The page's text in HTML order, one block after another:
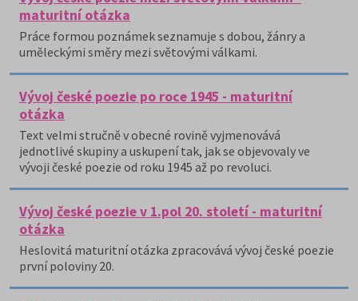
maturitní otázka
Práce formou poznámek seznamuje s dobou, žánry a
uměleckými směry mezi světovými válkami.
Vývoj české poezie po roce 1945 - maturitní
otázka
Text velmi stručně v obecné rovině vyjmenovává
jednotlivé skupiny a uskupení tak, jak se objevovaly ve
vývoji české poezie od roku 1945 až po revoluci.
Vývoj české poezie v 1.pol 20. století - maturitní
otázka
Heslovitá maturitní otázka zpracovává vývoj české poezie
první poloviny 20.